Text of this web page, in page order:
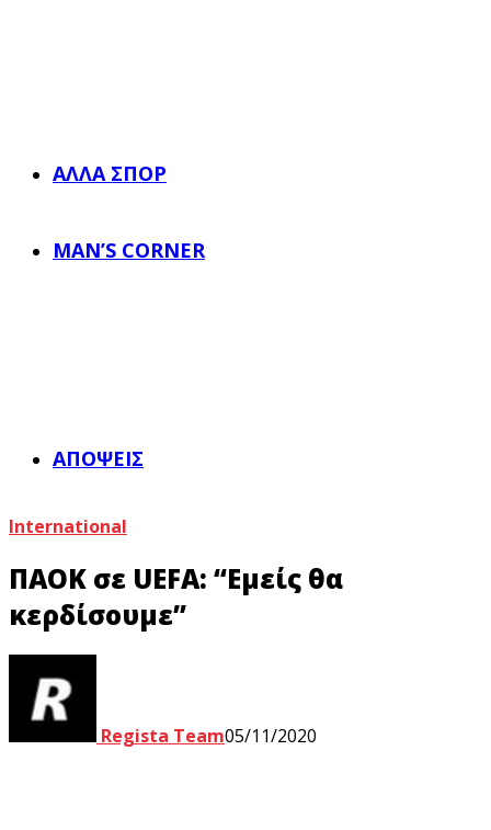
ΆΛΛΑ ΣΠΟΡ
MAN’S CORNER
ΑΠΌΨΕΙΣ
International
ΠΑΟΚ σε UEFA: “Εμείς θα
κερδίσουμε”
Regista Team05/11/2020